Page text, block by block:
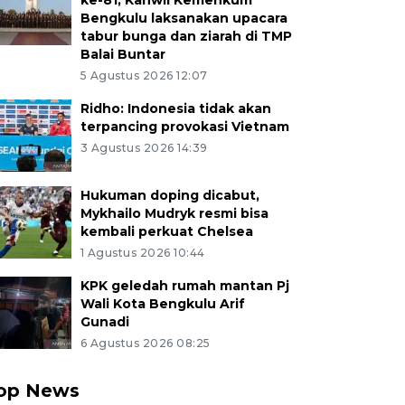
Bengkulu laksanakan upacara
tabur bunga dan ziarah di TMP
Balai Buntar
5 Agustus 2026 12:07
Ridho: Indonesia tidak akan
terpancing provokasi Vietnam
3 Agustus 2026 14:39
Hukuman doping dicabut,
Mykhailo Mudryk resmi bisa
kembali perkuat Chelsea
1 Agustus 2026 10:44
KPK geledah rumah mantan Pj
Wali Kota Bengkulu Arif
Gunadi
6 Agustus 2026 08:25
News